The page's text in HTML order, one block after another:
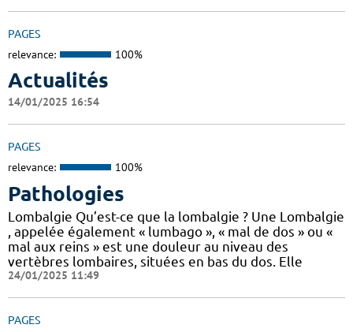
PAGES
relevance: 100%
Actualités
14/01/2025 16:54
PAGES
relevance: 100%
Pathologies
Lombalgie Qu’est-ce que la lombalgie ? Une Lombalgie
, appelée également « lumbago », « mal de dos » ou «
mal aux reins » est une douleur au niveau des
vertèbres lombaires, situées en bas du dos. Elle
24/01/2025 11:49
PAGES